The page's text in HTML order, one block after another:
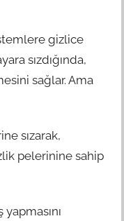
gizlice
sızdığında,
sağlar. Ama
sızarak,
pelerinine sahip